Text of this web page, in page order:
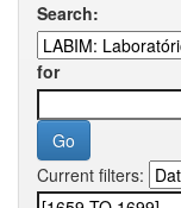
Search:
for
Current filters: